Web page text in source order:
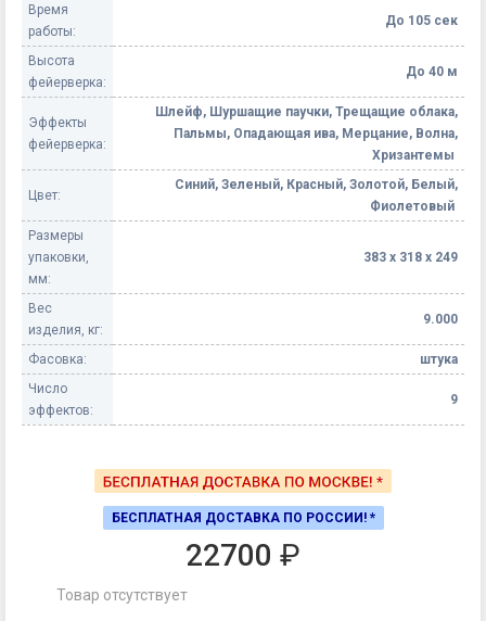
Время
работы:
До 105 сек
Высота
фейерверка:
До 40 м
Эффекты
фейерверка:
Шлейф, Шуршащие паучки, Трещащие облака,
Пальмы, Опадающая ива, Мерцание, Волна,
Хризантемы
Цвет:
Синий, Зеленый, Красный, Золотой, Белый,
Фиолетовый
Размеры
упаковки,
мм:
383 х 318 х 249
Вес
изделия, кг:
9.000
Фасовка:
штука
Число
эффектов:
9
БЕСПЛАТНАЯ ДОСТАВКА ПО РОССИИ! *
22700 ₽
Товар отсутствует